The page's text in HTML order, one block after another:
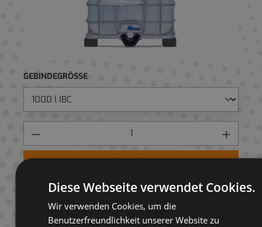
GEBINDEGRÖSSE
Preis anfragen
AUF ANFRAGELISTE
Diese Webseite verwendet Cookies.
Wir verwenden Cookies, um die
Benutzerfreundlichkeit unserer Website zu